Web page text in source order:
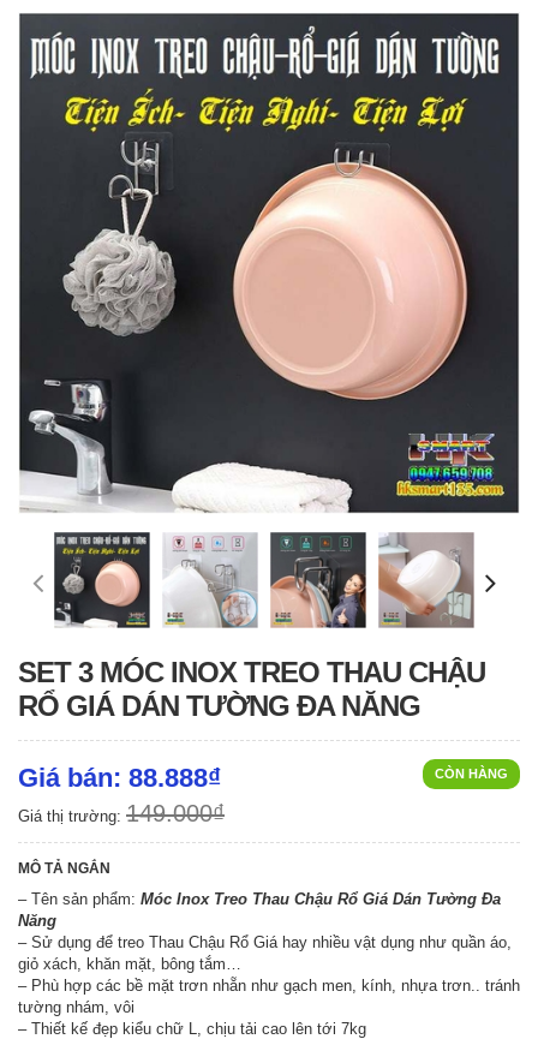
SET 3 MÓC INOX TREO THAU CHẬU
RỔ GIÁ DÁN TƯỜNG ĐA NĂNG
CÒN HÀNG
Giá bán: 88.888₫
Giá thị trường: 149.000₫
MÔ TẢ NGẮN
– Tên sản phẩm: Móc Inox Treo Thau Chậu Rổ Giá Dán Tường Đa
Năng
– Sử dụng để treo Thau Chậu Rổ Giá hay nhiều vật dụng như quần áo,
giỏ xách, khăn mặt, bông tắm…
– Phù hợp các bề mặt trơn nhẵn như gạch men, kính, nhựa trơn.. tránh
tường nhám, vôi
– Thiết kế đẹp kiểu chữ L, chịu tải cao lên tới 7kg